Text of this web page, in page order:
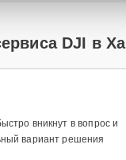
DJI в
вникнут в вопрос и
вариант решения